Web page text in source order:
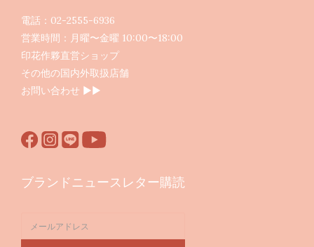
電話：02-2555-6936
営業時間：月曜〜金曜 10:00〜18:00
印花作夥直営ショップ
その他の国内外取扱店舗
お問い合わせ ▶︎▶︎
ブランドニュースレター購読